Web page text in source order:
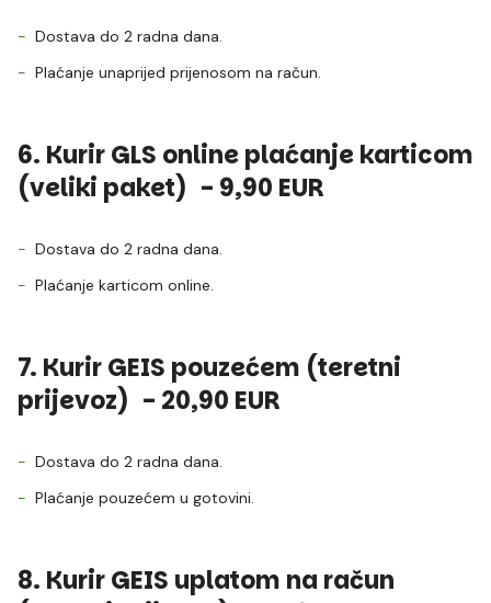
Dostava do 2 radna dana.
Plaćanje unaprijed prijenosom na račun.
6. Kurir GLS online plaćanje karticom
(veliki paket) - 9,90 EUR
Dostava do 2 radna dana.
Plaćanje karticom online.
7. Kurir GEIS pouzećem (teretni
prijevoz) - 20,90 EUR
Dostava do 2 radna dana.
Plaćanje pouzećem u gotovini.
8. Kurir GEIS uplatom na račun